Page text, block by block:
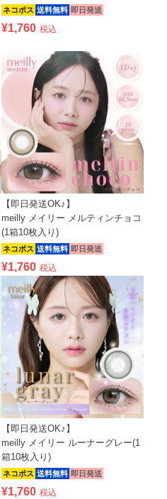
ネコポス 送料無料 即日発送
¥1,760 税込
【即日発送OK♪】
meilly メイリー メルティンチョコ
(1箱10枚入り)
ネコポス 送料無料 即日発送
¥1,760 税込
【即日発送OK♪】
meilly メイリー ルーナーグレー(1
箱10枚入り)
ネコポス 送料無料 即日発送
¥1,760 税込